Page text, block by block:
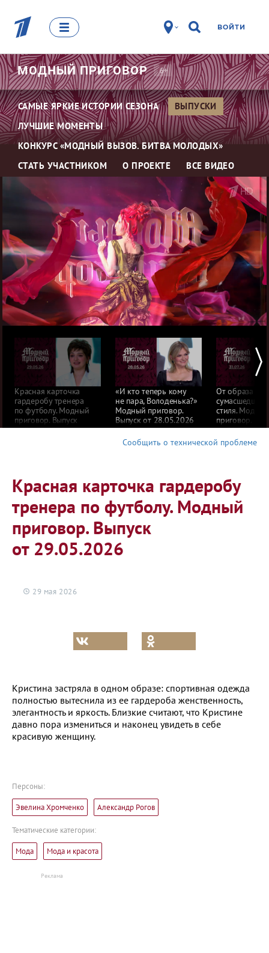
ВОЙТИ
МОДНЫЙПРИГОВОР 6+
САМЫЕ ЯРКИЕ ИСТОРИИ СЕЗОНА
ВЫПУСКИ
ЛУЧШИЕ МОМЕНТЫ
КОНКУРС «МОДНЫЙ ВЫЗОВ. БИТВА МОЛОДЫХ»
СТАТЬ УЧАСТНИКОМ
О ПРОЕКТЕ ВСЕ ВИДЕО
Красная карточка
гардеробу тренера
по футболу. Модный
приговор. Выпуск
от 29.05.2026
«И кто теперь кому
не пара, Володенька?»
Модный приговор.
Выпуск от 28.05.2026
От образа
сумасшедшей
стиля. Модный
приговор.
от 31.07.2026
Сообщить о технической проблеме
Красная карточка гардеробу
тренера по футболу. Модный
приговор. Выпуск
от 29.05.2026
29 мая 2026
Кристина застряла в одном образе: спортивная одежда
полностью вытеснила из ее гардероба женственность,
элегантность и яркость. Близкие считают, что Кристине
давно пора измениться и наконец увидеть в себе
красивую женщину.
Персоны:
Эвелина Хромченко Александр Рогов
Тематические категории:
Мода Мода и красота